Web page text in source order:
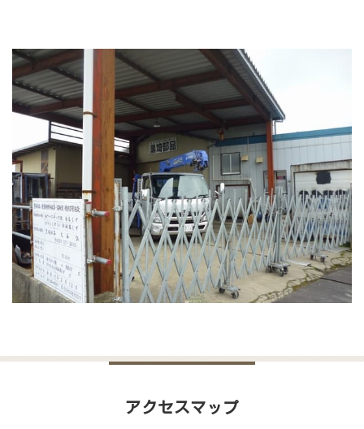
アクセスマップ